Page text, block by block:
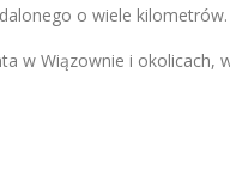
o wiele kilometrów.
w Wiązownie i okolicach,